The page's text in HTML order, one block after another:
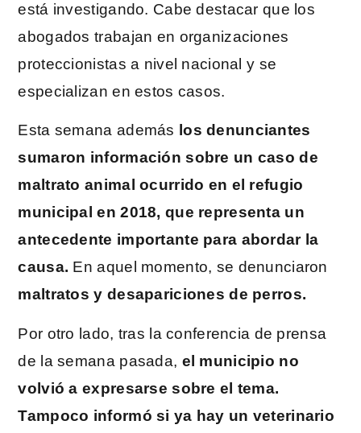
está investigando. Cabe destacar que los
abogados trabajan en organizaciones
proteccionistas a nivel nacional y se
especializan en estos casos.
Esta semana además los denunciantes
sumaron información sobre un caso de
maltrato animal ocurrido en el refugio
municipal en 2018, que representa un
antecedente importante para abordar la
causa. En aquel momento, se denunciaron
maltratos y desapariciones de perros.
Por otro lado, tras la conferencia de prensa
de la semana pasada, el municipio no
volvió a expresarse sobre el tema.
Tampoco informó si ya hay un veterinario